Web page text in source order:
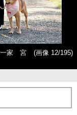
一家 宮
(画像 12/195)